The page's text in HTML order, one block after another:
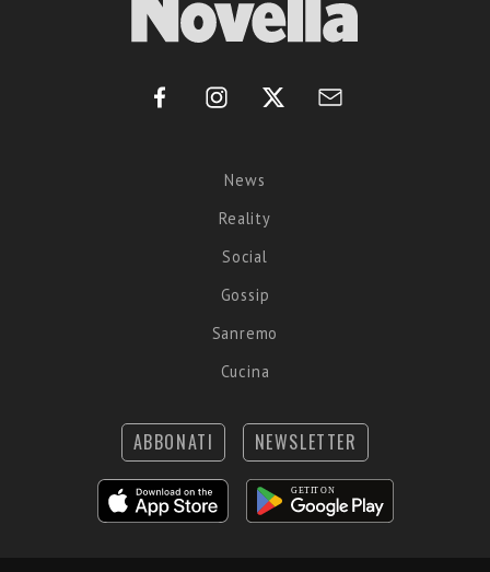
News
Reality
Social
Gossip
Sanremo
Cucina
ABBONATI NEWSLETTER